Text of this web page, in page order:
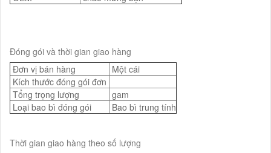
Đóng gói và thời gian giao hàng
Đơn vị bán hàng
Một cái
Kích thước đóng gói đơn
Tổng trọng lượng
gam
Loại bao bì đóng gói
Bao bì trung tính
Thời gian giao hàng theo số lượng